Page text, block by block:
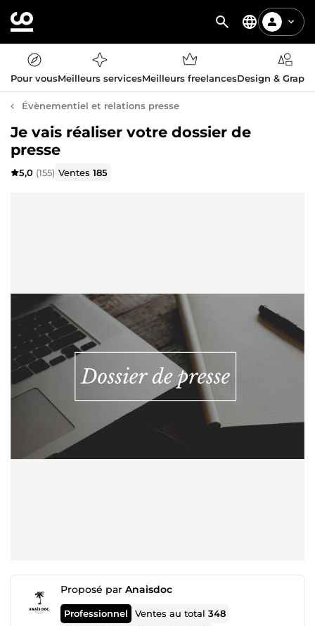
Pour vousMeilleurs servicesMeilleurs freelancesDesign &
Évènementiel et relations presse
Je vais réaliser votre dossier de
presse
5,0 (155) Ventes185
Proposé par Anaisdoc
Professionnel Ventes au total348